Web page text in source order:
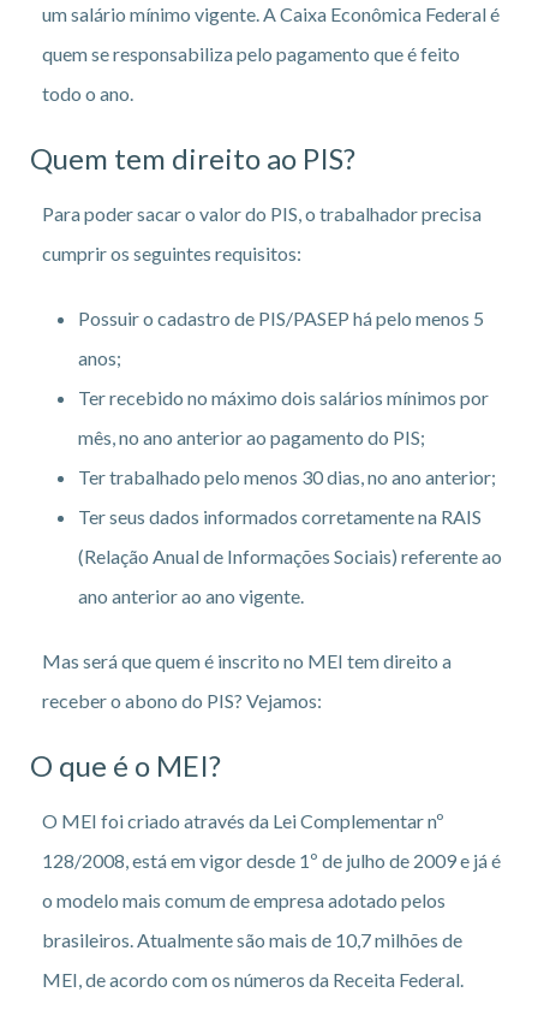
um salário mínimo vigente. A Caixa Econômica Federal é
quem se responsabiliza pelo pagamento que é feito
todo o ano.
Quem tem direito ao PIS?
Para poder sacar o valor do PIS, o trabalhador precisa
cumprir os seguintes requisitos:
Possuir o cadastro de PIS/PASEP há pelo menos 5
anos;
Ter recebido no máximo dois salários mínimos por
mês, no ano anterior ao pagamento do PIS;
Ter trabalhado pelo menos 30 dias, no ano anterior;
Ter seus dados informados corretamente na RAIS
(Relação Anual de Informações Sociais) referente ao
ano anterior ao ano vigente.
Mas será que quem é inscrito no MEI tem direito a
receber o abono do PIS? Vejamos:
O que é o MEI?
O MEI foi criado através da Lei Complementar nº
128/2008, está em vigor desde 1º de julho de 2009 e já é
o modelo mais comum de empresa adotado pelos
brasileiros. Atualmente são mais de 10,7 milhões de
MEI, de acordo com os números da Receita Federal.